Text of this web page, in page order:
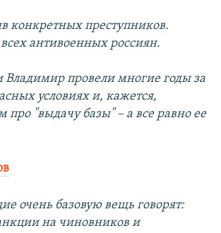
конкретных преступников.
антивоенных россиян.
провели многие годы за
условиях и, кажется,
про "выдачу базы" – а все равно ее
очень базовую вещь говорят:
на чиновников и